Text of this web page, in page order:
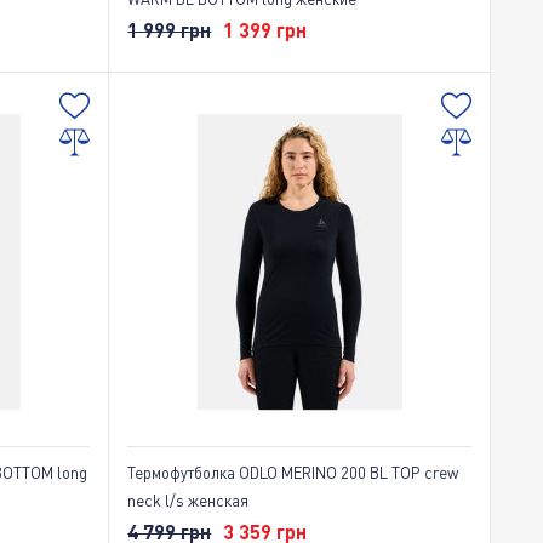
1 999 грн 1 399 грн
long
Термофутболка ODLO MERINO 200 BL TOP crew
neck l/s женская
4 799 грн 3 359 грн